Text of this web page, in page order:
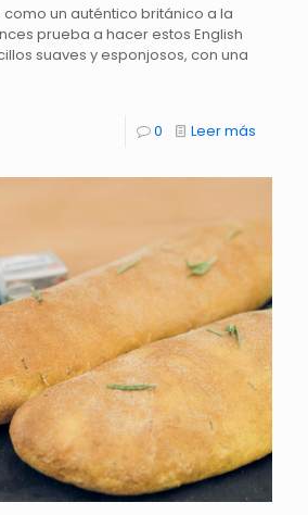
como un auténtico británico a la
prueba a hacer estos English
suaves y esponjosos, con una
0 Leer más